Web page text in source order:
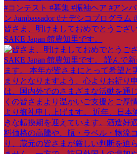
皆さま、明けましておめでとうござ
SAKE Japan 館農知里です。